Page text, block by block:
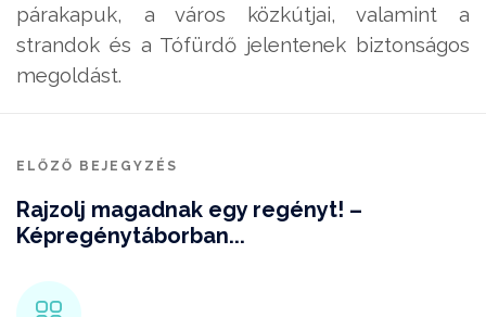
párakapuk, a város közkútjai, valamint a
strandok és a Tófürdő jelentenek biztonságos
megoldást.
ELŐZŐ BEJEGYZÉS
Rajzolj magadnak egy regényt! –
Képregénytáborban...